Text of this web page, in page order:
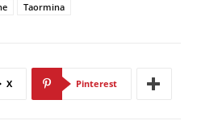
Taormina
X Pinterest